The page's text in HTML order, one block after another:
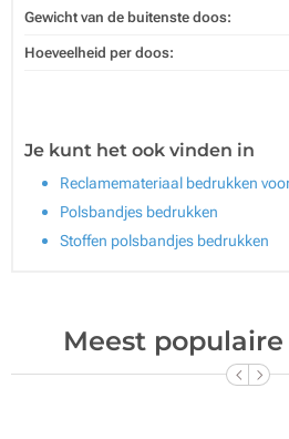
Gewicht van de buitenste doos:
Hoeveelheid per doos:
Je kunt het ook vinden in
Reclamemateriaal bedrukken
Polsbandjes bedrukken
Stoffen polsbandjes bedrukken
Meest